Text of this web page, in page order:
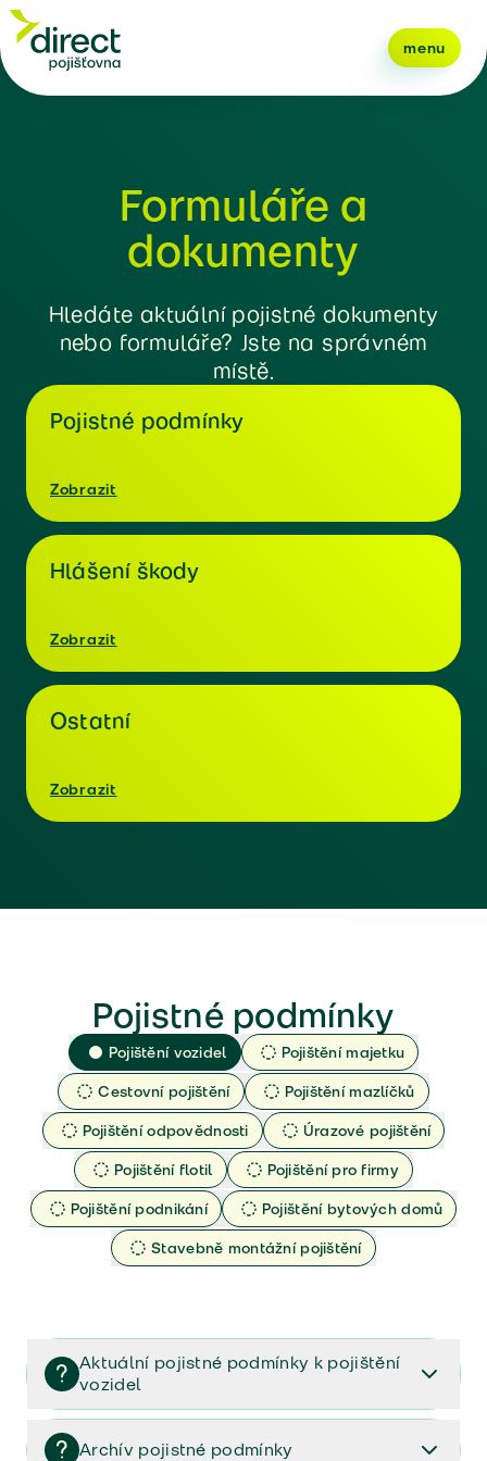
menu
Formuláře a
dokumenty
Hledáte aktuální pojistné dokumenty
nebo formuláře? Jste na správném
místě.
Pojistné podmínky
Zobrazit
Hlášení škody
Zobrazit
Ostatní
Zobrazit
Pojistné podmínky
Pojištění vozidel
Pojištění majetku
Cestovní pojištění
Pojištění mazlíčků
Pojištění odpovědnosti
Úrazové pojištění
Pojištění flotil
Pojištění pro firmy
Pojištění podnikání
Pojištění bytových domů
Stavebně montážní pojištění
Aktuální pojistné podmínky k pojištění
vozidel
Pojištění vozidel/Pojistné podmínky a vše důležité ke
smlouvě (PDF)
Archív pojistné podmínky